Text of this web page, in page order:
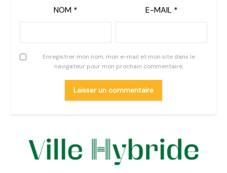
NOM * E-MAIL *
Enregistrer mon nom, mon e-mail et mon site dans le
navigateur pour mon prochain commentaire.